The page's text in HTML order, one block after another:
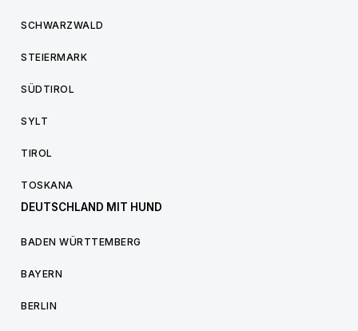
SCHWARZWALD
STEIERMARK
SÜDTIROL
SYLT
TIROL
TOSKANA
DEUTSCHLAND MIT HUND
BADEN WÜRTTEMBERG
BAYERN
BERLIN